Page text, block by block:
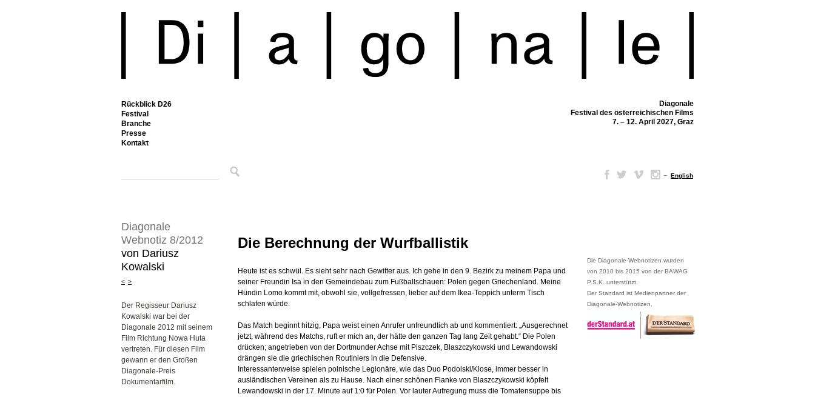
Rückblick D26
Festival
Branche
Presse
Kontakt
Diagonale
Festival des österreichischen Films
7. – 12. April 2027, Graz
– English
Diagonale
Webnotiz 8/2012
von Dariusz
Kowalski
< >
Der Regisseur Dariusz
Kowalski war bei der
Diagonale 2012 mit seinem
Film Richtung Nowa Huta
vertreten. Für diesen Film
gewann er den Großen
Diagonale-Preis
Dokumentarfilm.
Die Berechnung der Wurfballistik
Heute ist es schwül. Es sieht sehr nach Gewitter aus. Ich gehe in den 9. Bezirk zu meinem Papa und
seiner Freundin Isa in den Gemeindebau zum Fußballschauen: Polen gegen Griechenland. Meine
Hündin Lomo kommt mit, obwohl sie, vollgefressen, lieber auf dem Ikea-Teppich unterm Tisch
schlafen würde.
Das Match beginnt hitzig, Papa weist einen Anrufer unfreundlich ab und kommentiert: „Ausgerechnet
jetzt, während des Matchs, ruft er mich an, der hätte den ganzen Tag lang Zeit gehabt.“ Die Polen
drücken; angetrieben von der Dortmunder Achse mit Piszczek, Blaszczykowski und Lewandowski
drängen sie die griechischen Routiniers in die Defensive.
Interessanterweise spielen polnische Legionäre, wie das Duo Podolski/Klose, immer besser in
ausländischen Vereinen als zu Hause. Nach einer schönen Flanke von Blaszczykowski köpfelt
Lewandowski in der 17. Minute auf 1:0 für Polen. Vor lauter Aufregung muss die Tomatensuppe bis
Die Diagonale-Webnotizen wurden
von 2010 bis 2015 von der BAWAG
P.S.K. unterstützt.
Der Standard ist Medienpartner der
Diagonale-Webnotizen.